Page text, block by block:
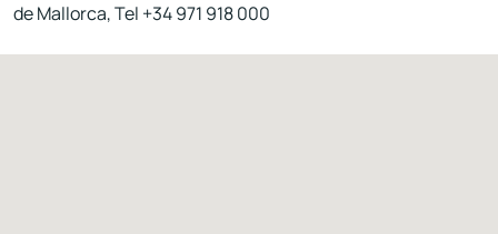
de Mallorca, Tel +34 971 918 000